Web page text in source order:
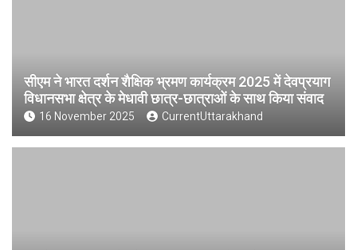
सीएम ने भारत दर्शन शैक्षिक भ्रमण कार्यक्रम 2025 में देवप्रयाग
विधानसभा क्षेत्र के मेधावी छात्र-छात्राओं के साथ किया संवाद
16 November 2025 CurrentUttarakhand